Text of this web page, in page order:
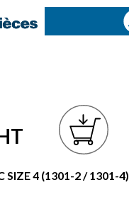
SIZE 4 (1301-2 / 1301-4)